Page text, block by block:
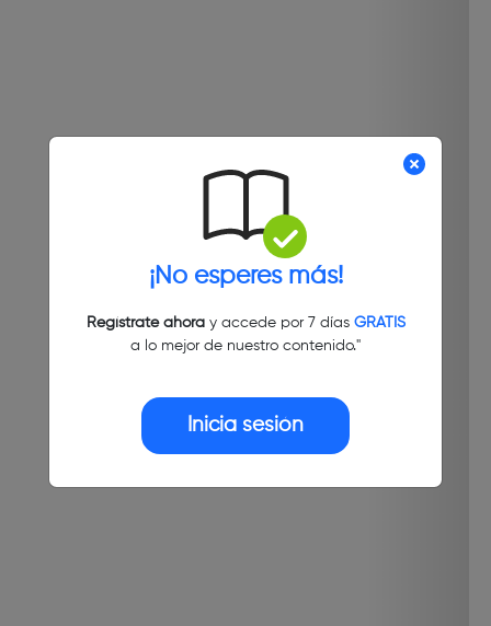
¡No esperes más!
Regístrate ahoray accede por 7 días GRATIS
a lo mejor de nuestro contenido."
Inicia sesión